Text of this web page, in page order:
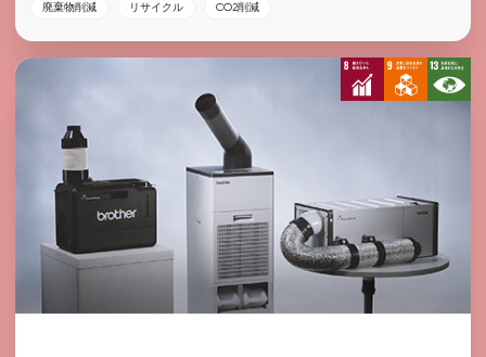
廃棄物削減 リサイクル CO2削減